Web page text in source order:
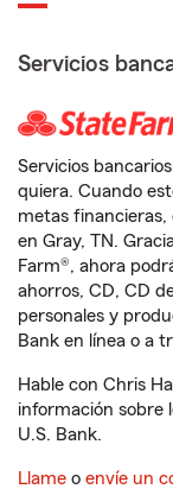
Servicios
Servicios
quiera. Cuando
metas
en Gray, TN.
Farm®, ahora
ahorros, CD, CD
personales y
Bank en línea o a
Hable con Chris
información sobre
U.S. Bank.
Llame o envíe un